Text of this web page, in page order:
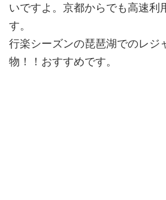
いですよ。京都からでも高速利
す。
行楽シーズンの琵琶湖でのレジ
物！！おすすめです。